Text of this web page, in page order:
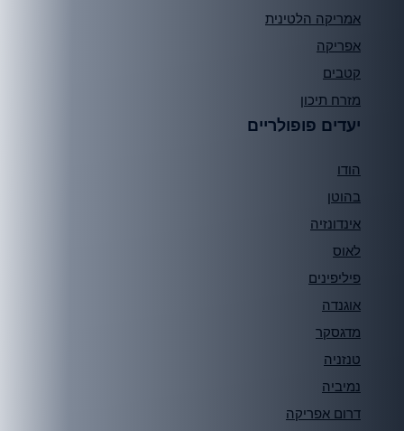
אמריקה הלטינית
אפריקה
קטבים
מזרח תיכון
יעדים פופולריים
בהוטן
אינדונזיה
לאוס
פיליפינים
אוגנדה
מדגסקר
טנזניה
נמיביה
דרום אפריקה